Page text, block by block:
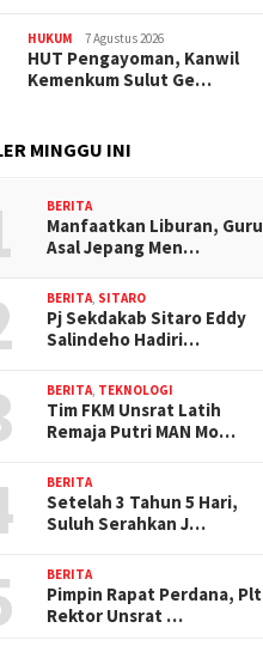
HUKUM 7 Agustus 2026
HUT Pengayoman, Kanwil
Kemenkum Sulut Ge…
MINGGU INI
BERITA
Manfaatkan Liburan, Guru
Asal Jepang Men…
BERITA SITARO
Pj Sekdakab Sitaro Eddy
Salindeho Hadiri…
BERITA TEKNOLOGI
Tim FKM Unsrat Latih
Remaja Putri MAN Mo…
BERITA
Setelah 3 Tahun 5 Hari,
Suluh Serahkan J…
BERITA
Pimpin Rapat Perdana, Plt
Rektor Unsrat …